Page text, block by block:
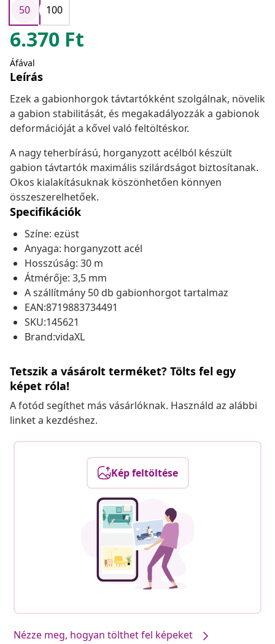
50
100
6.370 Ft
Áfával
Leírás
Ezek a gabionhorgok távtartókként szolgálnak, növelik
a gabion stabilitását, és megakadályozzák a gabionok
deformációját a kővel való feltöltéskor.
A nagy teherbírású, horganyzott acélból készült
gabion távtartók maximális szilárdságot biztosítanak.
Okos kialakításuknak köszönhetően könnyen
összeszerelhetőek.
Specifikációk
Színe: ezüst
Anyaga: horganyzott acél
Hosszúság: 30 m
Átmérője: 3,5 mm
A szállítmány 50 db gabionhorgot tartalmaz
EAN:8719883734491
SKU:145621
Brand:vidaXL
Tetszik a vásárolt terméket? Tölts fel egy
képet róla!
A fotód segíthet más vásárlóknak. Használd az alábbi
linket a kezdéshez.
Kép feltöltése
Nézze meg, hogyan tölthet fel képeket